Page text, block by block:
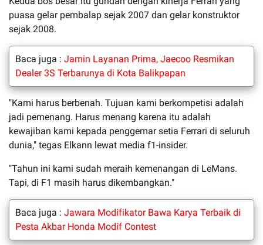
puasa gelar pembalap sejak 2007 dan gelar konstruktor
sejak 2008.
Baca juga : Jamin Layanan Prima, Jaecoo Resmikan
Dealer 3S Terbarunya di Kota Balikpapan
"Kami harus berbenah. Tujuan kami berkompetisi adalah
jadi pemenang. Harus menang karena itu adalah
kewajiban kami kepada penggemar setia Ferrari di seluruh
dunia," tegas Elkann lewat media f1-insider.
"Tahun ini kami sudah meraih kemenangan di LeMans.
Tapi, di F1 masih harus dikembangkan."
Baca juga : Jawara Modifikator Bawa Karya Terbaik di
Pesta Akbar Honda Modif Contest